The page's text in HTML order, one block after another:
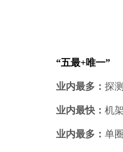
“五最+唯一”
业内最多： 探
业内最快： 机
业内最多： 单